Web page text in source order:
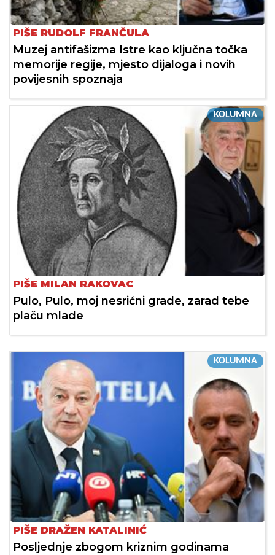
PIŠE RUDOLF FRANČULA
Muzej antifašizma Istre kao ključna točka
memorije regije, mjesto dijaloga i novih
povijesnih spoznaja
KOLUMNA
PIŠE MILAN RAKOVAC
Pulo, Pulo, moj nesrićni grade, zarad tebe
plaču mlade
KOLUMNA
PIŠE DRAŽEN KATALINIĆ
Posljednje zbogom kriznim godinama